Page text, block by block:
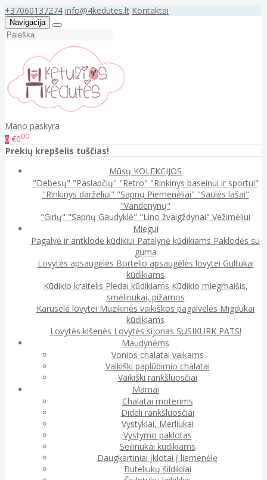
+37060137274 info@4kedutes.lt Kontaktai
Navigacija
Mano paskyra
0 €000
Prekių krepšelis tuščias!
Mūsų KOLEKCIJOS
"Debesų" "Paslapčių" "Retro" "Rinkinys baseinui ir sportui"
"Rinkinys darželiui" "Sapnų Piemenėliai" "Saulės lašai"
"Vandenynų"
"Girių" "Sapnų Gaudyklė" "Lino žvaigždynai" Vežimėliui
Miegui
Pagalvė ir antklodė kūdikiui Patalynė kūdikiams Paklodės su
guma
Lovytės apsaugėlės Bortelio apsaugėlės lovytei Gultukai
kūdikiams
Kūdikio kraitelis Pledai kūdikiams Kūdikio miegmaišis,
smėlinukai, pižamos
Karuselė lovytei Muzikinės vaikiškos pagalvėlės Migdukai
kūdikiams
Lovytės kišenės Lovytės sijonas SUSIKURK PATS!
Maudynėms
Vonios chalatai vaikams
Vaikiški paplūdimio chalatai
Vaikiški rankšluosčiai
Mamai
Chalatai moterims
Dideli rankšluosčiai
Vystyklai, Merliukai
Vystymo paklotas
Seilinukai kūdikiams
Daugkartiniai įklotai į liemenėlę
Buteliukų šildikliai